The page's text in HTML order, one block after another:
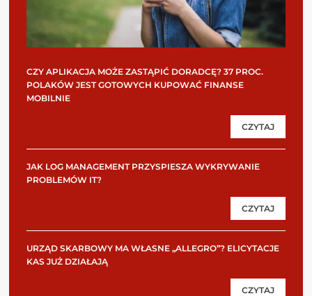
CZY APLIKACJA MOŻE ZASTĄPIĆ DORADCĘ? 37 PROC.
POLAKÓW JEST GOTOWYCH KUPOWAĆ FINANSE
MOBILNIE
CZYTAJ
JAK LOG MANAGEMENT PRZYSPIESZA WYKRYWANIE
PROBLEMÓW IT?
CZYTAJ
URZĄD SKARBOWY MA WŁASNE „ALLEGRO”? ELICYTACJE
KAS JUŻ DZIAŁAJĄ
CZYTAJ